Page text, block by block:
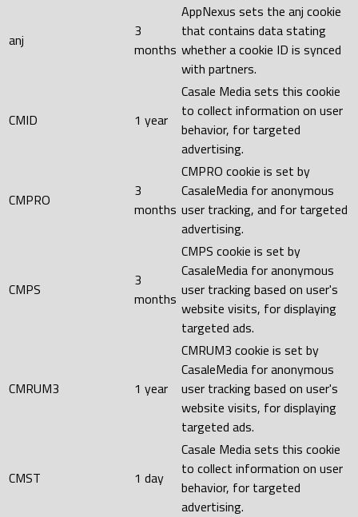
anj
3
months
AppNexus sets the anj cookie
that contains data stating
whether a cookie ID is synced
with partners.
CMID 1 year
Casale Media sets this cookie
to collect information on user
behavior, for targeted
advertising.
CMPRO
3
months
CMPRO cookie is set by
CasaleMedia for anonymous
user tracking, and for targeted
advertising.
CMPS
3
months
CMPS cookie is set by
CasaleMedia for anonymous
user tracking based on user's
website visits, for displaying
targeted ads.
CMRUM3 1 year
CMRUM3 cookie is set by
CasaleMedia for anonymous
user tracking based on user's
website visits, for displaying
targeted ads.
CMST 1 day
Casale Media sets this cookie
to collect information on user
behavior, for targeted
advertising.